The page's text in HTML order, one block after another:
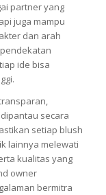
partner yang
juga mampu
dan arah
ide bisa
secara
setiap blush
lainnya melewati
kualitas yang
owner
bermitra